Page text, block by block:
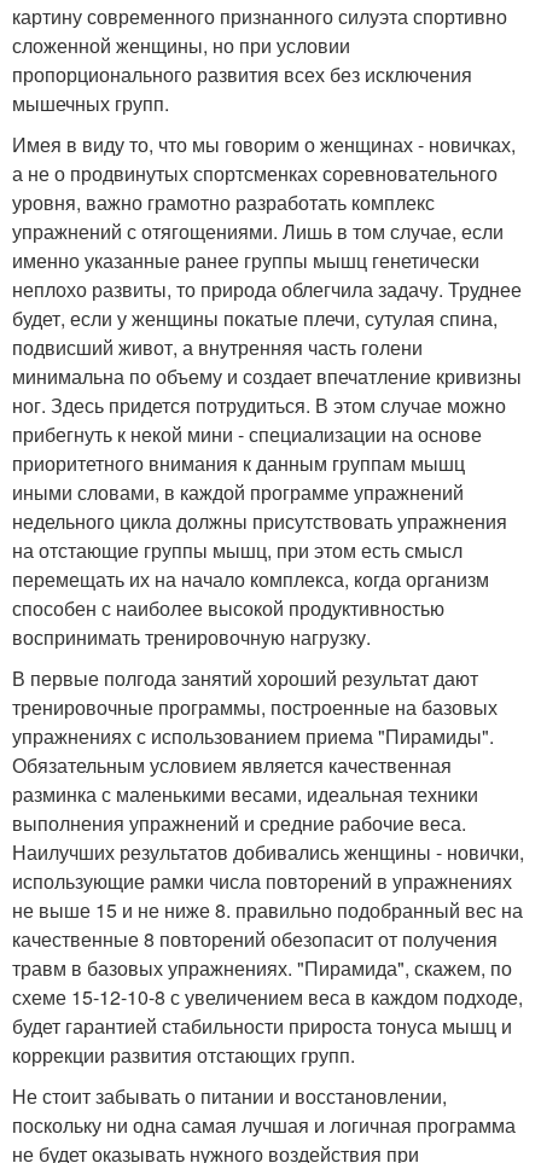
картину современного признанного силуэта спортивно
сложенной женщины, но при условии
пропорционального развития всех без исключения
мышечных групп.
Имея в виду то, что мы говорим о женщинах - новичках,
а не о продвинутых спортсменках соревновательного
уровня, важно грамотно разработать комплекс
упражнений с отягощениями. Лишь в том случае, если
именно указанные ранее группы мышц генетически
неплохо развиты, то природа облегчила задачу. Труднее
будет, если у женщины покатые плечи, сутулая спина,
подвисший живот, а внутренняя часть голени
минимальна по объему и создает впечатление кривизны
ног. Здесь придется потрудиться. В этом случае можно
прибегнуть к некой мини - специализации на основе
приоритетного внимания к данным группам мышц
иными словами, в каждой программе упражнений
недельного цикла должны присутствовать упражнения
на отстающие группы мышц, при этом есть смысл
перемещать их на начало комплекса, когда организм
способен с наиболее высокой продуктивностью
воспринимать тренировочную нагрузку.
В первые полгода занятий хороший результат дают
тренировочные программы, построенные на базовых
упражнениях с использованием приема "Пирамиды".
Обязательным условием является качественная
разминка с маленькими весами, идеальная техники
выполнения упражнений и средние рабочие веса.
Наилучших результатов добивались женщины - новички,
использующие рамки числа повторений в упражнениях
не выше 15 и не ниже 8. правильно подобранный вес на
качественные 8 повторений обезопасит от получения
травм в базовых упражнениях. "Пирамида", скажем, по
схеме 15-12-10-8 с увеличением веса в каждом подходе,
будет гарантией стабильности прироста тонуса мышц и
коррекции развития отстающих групп.
Не стоит забывать о питании и восстановлении,
поскольку ни одна самая лучшая и логичная программа
не будет оказывать нужного воздействия при